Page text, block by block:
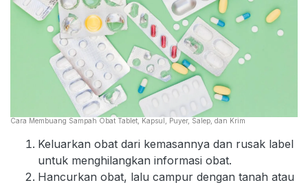
Cara Membuang Sampah Obat Tablet, Kapsul, Puyer, Salep, dan Krim
Keluarkan obat dari kemasannya dan rusak label
untuk menghilangkan informasi obat.
Hancurkan obat, lalu campur dengan tanah atau